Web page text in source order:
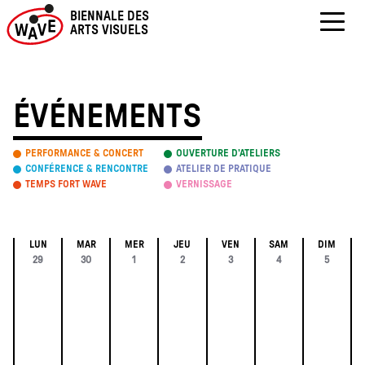
to
content
BIENNALE DES
ARTS VISUELS
ÉVÉNEMENTS
PERFORMANCE & CONCERT
OUVERTURE D’ATELIERS
CONFÉRENCE & RENCONTRE
ATELIER DE PRATIQUE
TEMPS FORT WAVE
VERNISSAGE
Calendrier
LUN MAR MER JEU VEN SAM DIM
0
29
0
30
0
1
0
2
0
3
0
4
0
5